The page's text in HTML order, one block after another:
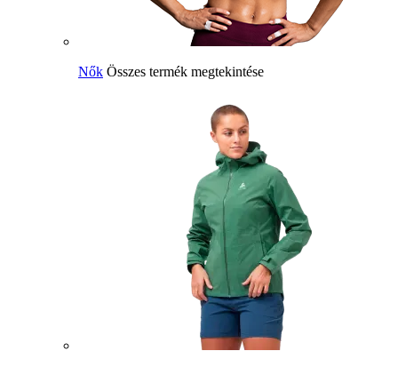
Nők Összes termék megtekintése